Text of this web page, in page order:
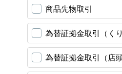
商品先物取引
為替証拠金取引（く
為替証拠金取引（店